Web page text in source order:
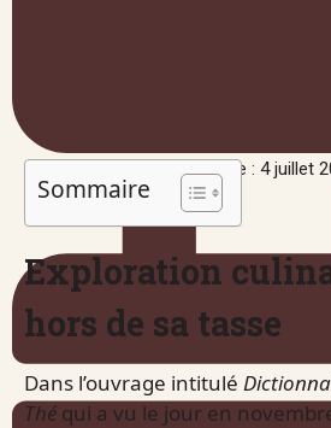
Publié le : 4 juillet
Sommaire
Exploration
hors de sa tasse
Dans l’ouvrage intitulé
Thé qui a vu le jour en